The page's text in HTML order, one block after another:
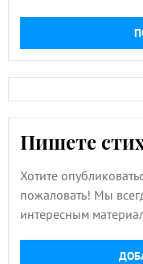
Пишете
Хотите
пожаловать! Мы
интересным